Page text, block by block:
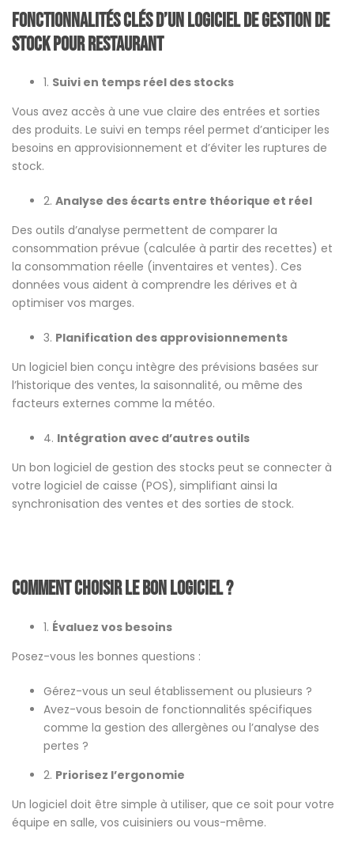
Fonctionnalités clés d’un logiciel de gestion de
stock pour restaurant
1. Suivi en temps réel des stocks
Vous avez accès à une vue claire des entrées et sorties
des produits. Le suivi en temps réel permet d’anticiper les
besoins en approvisionnement et d’éviter les ruptures de
stock.
2. Analyse des écarts entre théorique et réel
Des outils d’analyse permettent de comparer la
consommation prévue (calculée à partir des recettes) et
la consommation réelle (inventaires et ventes). Ces
données vous aident à comprendre les dérives et à
optimiser vos marges.
3. Planification des approvisionnements
Un logiciel bien conçu intègre des prévisions basées sur
l’historique des ventes, la saisonnalité, ou même des
facteurs externes comme la météo.
4. Intégration avec d’autres outils
Un bon logiciel de gestion des stocks peut se connecter à
votre logiciel de caisse (POS), simplifiant ainsi la
synchronisation des ventes et des sorties de stock.
Comment choisir le bon logiciel ?
1. Évaluez vos besoins
Posez-vous les bonnes questions :
Gérez-vous un seul établissement ou plusieurs ?
Avez-vous besoin de fonctionnalités spécifiques
comme la gestion des allergènes ou l’analyse des
pertes ?
2. Priorisez l’ergonomie
Un logiciel doit être simple à utiliser, que ce soit pour votre
équipe en salle, vos cuisiniers ou vous-même.